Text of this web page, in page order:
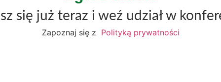
się już teraz i weź udział w
Zapoznaj się z Polityką prywatności